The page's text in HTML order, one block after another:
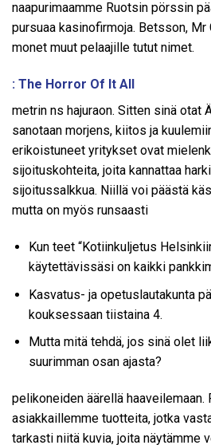
naapurimaamme Ruotsin pörssin
pursuaa kasinofirmoja. Betsson, Mr
monet muut pelaajille tutut nimet.
: The Horror Of It All
metrin ns hajuraon. Sitten sinä otat
sanotaan morjens, kiitos ja
erikoistuneet yritykset ovat
sijoituskohteita, joita kannattaa
sijoitussalkkua. Niillä voi päästä
mutta on myös runsaasti
Kun teet “Kotiinkuljetus
käytettävissäsi on kaikki
Kas­va­tus- ja ope­tus­lau­ta­kun­ta
kouk­ses­saan tiis­tai­na 4.
Mutta mitä tehdä, jos sinä olet
suurimman osan ajasta?
pelikoneiden äärellä haaveilemaan.
asiakkaillemme tuotteita, jotka
tarkasti niitä kuvia, joita näytämme